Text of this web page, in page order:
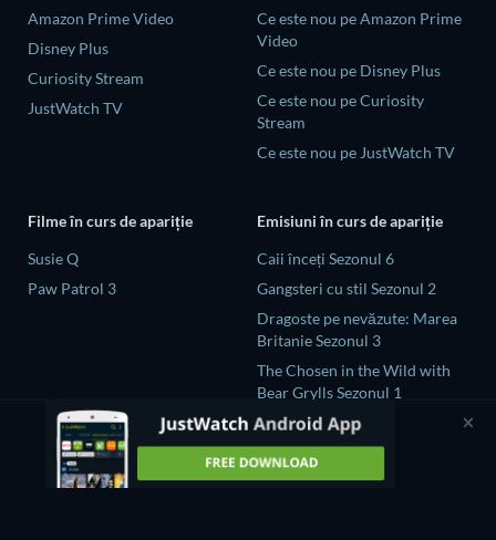
Amazon Prime Video
Disney Plus
Curiosity Stream
JustWatch TV
Ce este nou pe Amazon Prime
Video
Ce este nou pe Disney Plus
Ce este nou pe Curiosity
Stream
Ce este nou pe JustWatch TV
Filme în curs de apariție
Susie Q
Paw Patrol 3
Emisiuni în curs de apariție
Caii înceți Sezonul 6
Gangsteri cu stil Sezonul 2
Dragoste pe nevăzute: Marea
Britanie Sezonul 3
The Chosen in the Wild with
Bear Grylls Sezonul 1
Naked and Afraid: Global
Showdown Sezonul 1